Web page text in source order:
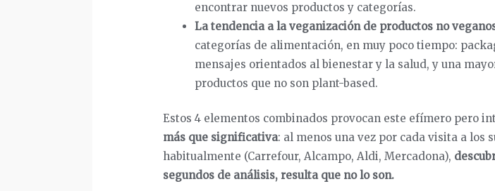
encontrar nuevos productos y categorías.
La tendencia a la veganización de productos no
categorías de alimentación, en muy poco tiempo:
mensajes orientados al bienestar y la salud, y una
productos que no son plant-based.
Estos 4 elementos combinados provocan este efímero pero
más que significativa: al menos una vez por cada visita a los
habitualmente (Carrefour, Alcampo, Aldi, Mercadona),
segundos de análisis, resulta que no lo son.